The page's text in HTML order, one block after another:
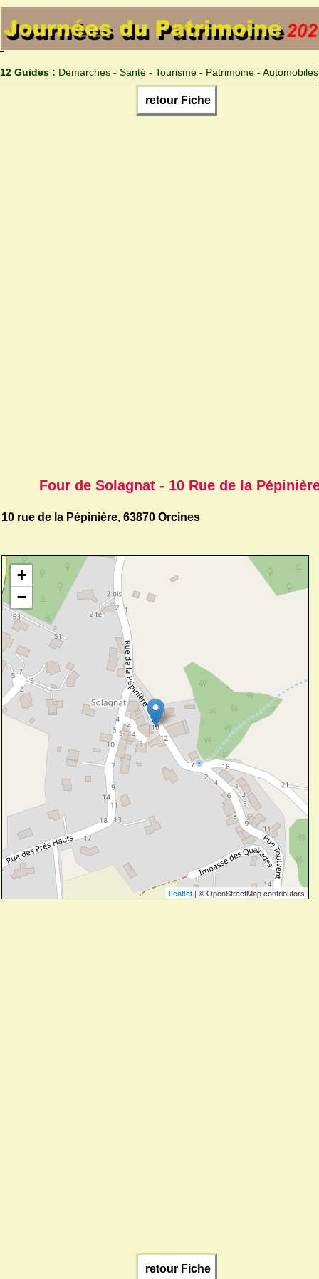
12 Guides : Démarches - Santé - Tourisme - Patrimoine - Automobiles
retour Fiche
Four de Solagnat - 10 Rue de la
10 rue de la Pépinière, 63870 Orcines
+
−
Leaflet | © OpenStreetMap contributors
retour Fiche